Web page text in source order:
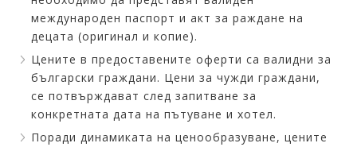
международен паспорт и акт за раждане на
децата (оригинал и копие).
Цените в предоставените оферти са валидни за
български граждани. Цени за чужди граждани,
се потвърждават след запитване за
конкретната дата на пътуване и хотел.
Поради динамиката на ценообразуване, цените